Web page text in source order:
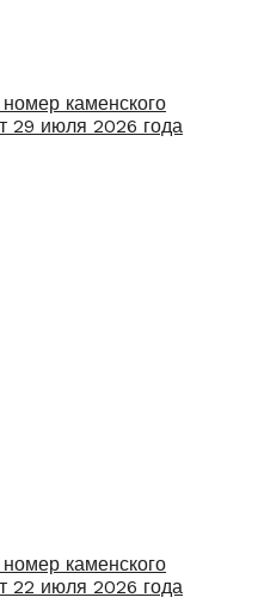
каменского
29 июля 2026 года
каменского
22 июля 2026 года